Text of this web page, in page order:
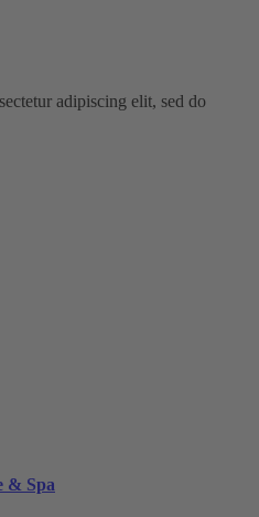
adipiscing elit, sed do
& Spa